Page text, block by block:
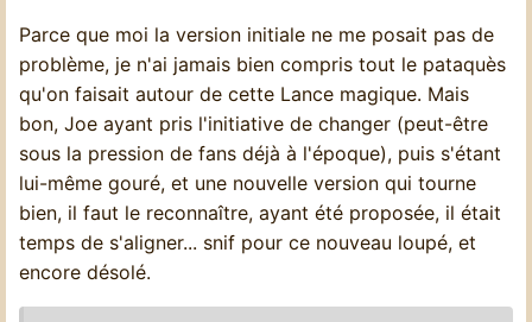
Parce que moi la version initiale ne me posait pas de
problème, je n'ai jamais bien compris tout le pataquès
qu'on faisait autour de cette Lance magique. Mais
bon, Joe ayant pris l'initiative de changer (peut-être
sous la pression de fans déjà à l'époque), puis s'étant
lui-même gouré, et une nouvelle version qui tourne
bien, il faut le reconnaître, ayant été proposée, il était
temps de s'aligner... snif pour ce nouveau loupé, et
encore désolé.